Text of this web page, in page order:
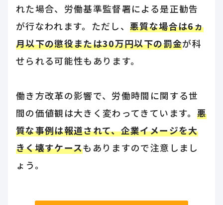
れた場合、労働基準監督署による是正勧告
が行なわれます。ただし、悪質な場合は6ヵ
月以下の懲役または30万円以下の罰金が科
せられる可能性もあります。
働き方改革の影響で、労働時間に関する世
間の価値観は大きく変わってきています。 悪
質な事例は報道されて、企業イメージを大
きく壊すケースもありますので注意しまし
ょう。